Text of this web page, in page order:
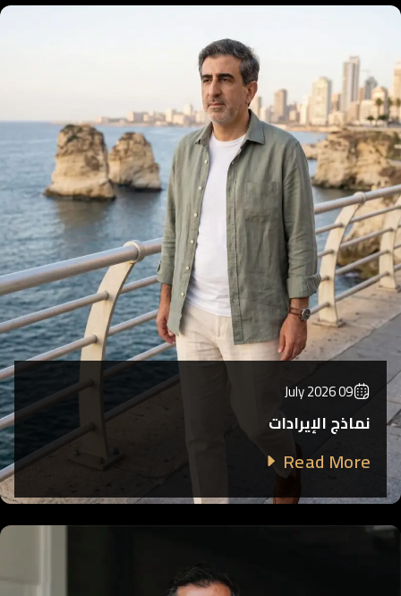
09 July 2026
نماذج الإيرادات
Read More